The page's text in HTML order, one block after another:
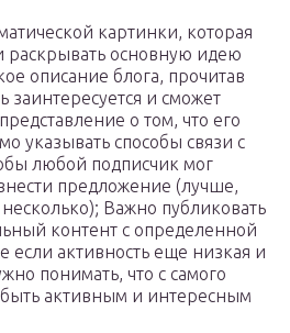
картинки, которая
раскрывать основную идею
описание блога, прочитав
заинтересуется и сможет
о том, что его
указывать способы связи с
любой подписчик мог
предложение (лучше,
Важно публиковать
контент с определенной
если активность еще низкая и
понимать, что с самого
активным и интересным